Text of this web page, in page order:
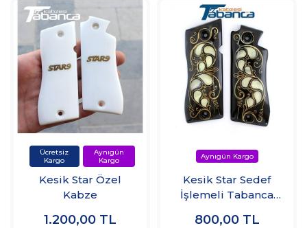
Kesik Star Özel
Kabze
1.200,00 TL
Kesik Star Sedef
İşlemeli Tabanca
800,00 TL